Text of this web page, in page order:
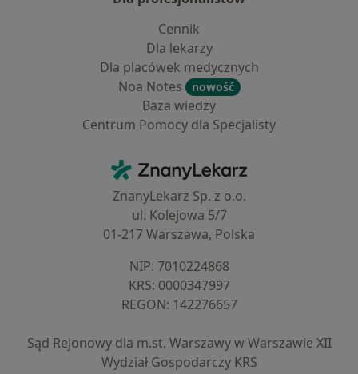
Cennik
Dla lekarzy
Dla placówek medycznych
Noa Notes
nowość
Baza wiedzy
Centrum Pomocy dla Specjalisty
ZnanyLekarz - Strona główna
ZnanyLekarz Sp. z o.o.
ul. Kolejowa 5/7
01-217 Warszawa, Polska
NIP: ⁠7010224868
KRS: ⁠0000347997
REGON: ⁠142276657
Sąd Rejonowy dla m.st. Warszawy w Warszawie XII
Wydział Gospodarczy KRS